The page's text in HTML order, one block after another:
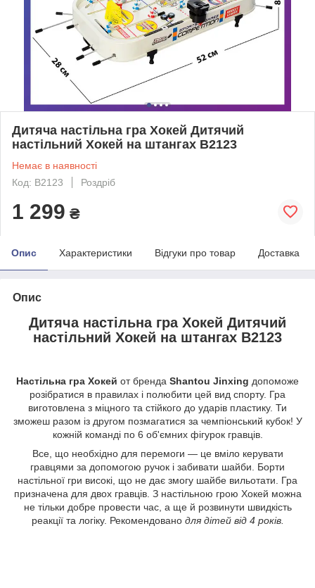
Дитяча настільна гра Хокей Дитячий
настільний Хокей на штангах B2123
Немає в наявності
Код: B2123
Роздріб
1 299 ₴
Опис Характеристики Відгуки про товар Доставка
Опис
Дитяча настільна гра Хокей Дитячий
настільний Хокей на штангах B2123
Настільна гра Хокей от бренда Shantou Jinxing допоможе
розібратися в правилах і полюбити цей вид спорту. Гра
виготовлена з міцного та стійкого до ударів пластику. Ти
зможеш разом із другом позмагатися за чемпіонський кубок! У
кожній команді по 6 об'ємних фігурок гравців.
Все, що необхідно для перемоги — це вміло керувати
гравцями за допомогою ручок і забивати шайби. Борти
настільної гри високі, що не дає змогу шайбе вильотати. Гра
призначена для двох гравців. З настільною грою Хокей можна
не тільки добре провести час, а ще й розвинути швидкість
реакції та логіку. Рекомендовано для дітей від 4 років.